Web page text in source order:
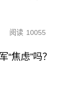
阅读 10055
焦虑”吗？